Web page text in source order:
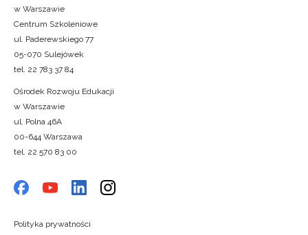
w Warszawie
Centrum Szkoleniowe
ul. Paderewskiego 77
05-070 Sulejówek
tel. 22 783 37 84
Ośrodek Rozwoju Edukacji
w Warszawie
ul. Polna 46A
00-644 Warszawa
tel. 22 570 83 00
Polityka prywatności